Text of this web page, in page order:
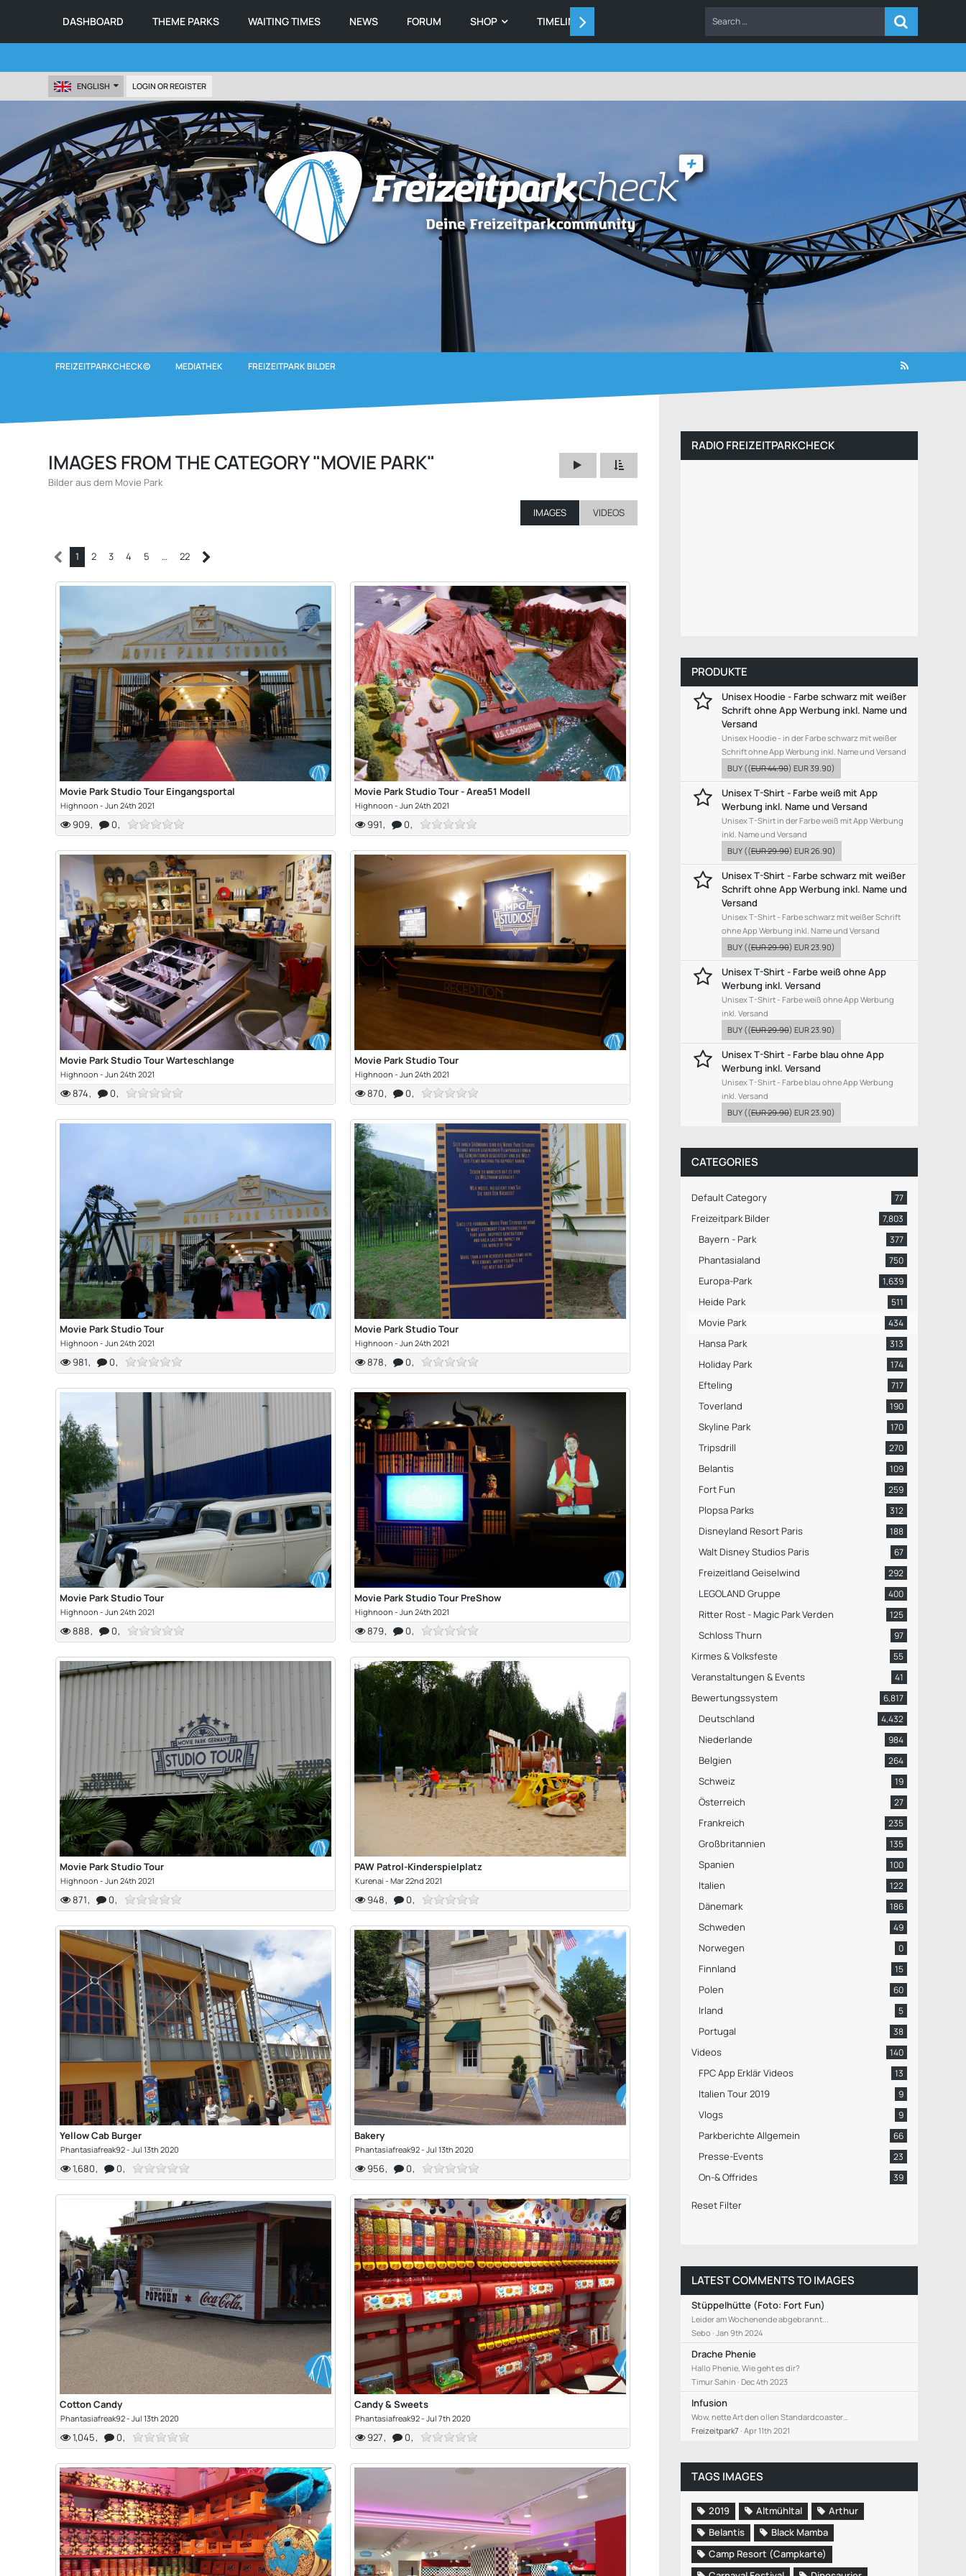
DASHBOARD THEME PARKS WAITING TIMES NEWS FORUM SHOP TIMELINE
ENGLISH LOGIN OR REGISTER
FREIZEITPARKCHECK© MEDIATHEK FREIZEITPARK BILDER
IMAGES FROM THE CATEGORY "MOVIE PARK"
Bilder aus dem Movie Park
IMAGES VIDEOS
1 2 3 4 5 … 22
Movie Park Studio Tour Eingangsportal
Highnoon -Jun 24th 2021
909 0
Movie Park Studio Tour - Area51 Modell
Highnoon - Jun 24th 2021
991 0
Movie Park Studio Tour Warteschlange
Highnoon -Jun 24th 2021
874 0
Movie Park Studio Tour
Highnoon - Jun 24th 2021
870 0
Movie Park Studio Tour
Highnoon -Jun 24th 2021
981 0
Movie Park Studio Tour
Highnoon - Jun 24th 2021
878 0
Movie Park Studio Tour
Highnoon -Jun 24th 2021
888 0
Movie Park Studio Tour PreShow
Highnoon - Jun 24th 2021
879 0
Movie Park Studio Tour
Highnoon -Jun 24th 2021
871 0
PAW Patrol-Kinderspielplatz
Kurenai - Mar 22nd 2021
948 0
Yellow Cab Burger
Phantasiafreak92-Jul 13th 2020
1,680 0
Bakery
Phantasiafreak92- Jul 13th 2020
956 0
Cotton Candy
Phantasiafreak92-Jul 13th 2020
1,045 0
Candy & Sweets
Phantasiafreak92- Jul 7th 2020
927 0
RADIO FREIZEITPARKCHECK
PRODUKTE
Unisex Hoodie - Farbe schwarz mit weißer
Schrift ohne App Werbung inkl. Name und
Versand
Unisex Hoodie - in der Farbe schwarz mit weißer
Schrift ohne App Werbung inkl. Name und Versand
BUY ((EUR 44.90) EUR 39.90)
Unisex T-Shirt - Farbe weiß mit App
Werbung inkl. Name und Versand
Unisex T-Shirt in der Farbe weiß mit App Werbung
inkl. Name und Versand
BUY ((EUR 29.90) EUR 26.90)
Unisex T-Shirt - Farbe schwarz mit weißer
Schrift ohne App Werbung inkl. Name und
Versand
Unisex T-Shirt - Farbe schwarz mit weißer Schrift
ohne App Werbung inkl. Name und Versand
BUY ((EUR 29.90) EUR 23.90)
Unisex T-Shirt - Farbe weiß ohne App
Werbung inkl. Versand
Unisex T-Shirt - Farbe weiß ohne App Werbung
inkl. Versand
BUY ((EUR 29.90) EUR 23.90)
Unisex T-Shirt - Farbe blau ohne App
Werbung inkl. Versand
Unisex T-Shirt - Farbe blau ohne App Werbung
inkl. Versand
BUY ((EUR 29.90) EUR 23.90)
CATEGORIES
Default Category 77
Freizeitpark Bilder 7,803
Bayern - Park 377
Phantasialand 750
Europa-Park 1,639
Heide Park 511
Movie Park 434
Hansa Park 313
Holiday Park 174
Efteling 717
Toverland 190
Skyline Park 170
Tripsdrill 270
Belantis 109
Fort Fun 259
Plopsa Parks 312
Disneyland Resort Paris 188
Walt Disney Studios Paris 67
Freizeitland Geiselwind 292
LEGOLAND Gruppe 400
Ritter Rost - Magic Park Verden 125
Schloss Thurn 97
Kirmes & Volksfeste 55
Veranstaltungen & Events 41
Bewertungssystem 6,817
Deutschland 4,432
Niederlande 984
Belgien 264
Schweiz 19
Österreich 27
Frankreich 235
Großbritannien 135
Spanien 100
Italien 122
Dänemark 186
Schweden 49
Norwegen 0
Finnland 15
Polen 60
Irland 5
Portugal 38
Videos 140
FPC App Erklär Videos 13
Italien Tour 2019 9
Vlogs 9
Parkberichte Allgemein 66
Presse-Events 23
On-& Offrides 39
Reset Filter
LATEST COMMENTS TO IMAGES
Stüppelhütte (Foto: Fort Fun)
Leider am Wochenende abgebrannt...
Sebo Jan 9th 2024
Drache Phenie
Hallo Phenie, Wie geht es dir?
Timur Sahin Dec 4th 2023
Infusion
Wow, nette Art den ollen Standardcoaster…
Freizeitpark7 Apr 11th 2021
TAGS IMAGES
2019 Altmühltal
Arthur
Belantis
Black Mamba
Camp Resort (Campkarte)